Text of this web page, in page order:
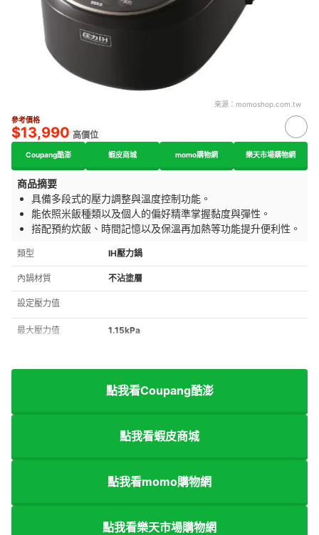
來源： momoshop.com.tw
參考價格
$13,990 高價位
Coupang酷澎 蝦皮商城 momo購物網 樂天市場購物網
商品摘要
具備多段式的壓力調整與溫度控制功能。
能依照米飯種類以及個人的偏好精準掌握黏度與彈性。
搭配預約炊飯、時間記憶以及保溫再加熱等功能提升便利性。
類型 IH壓力鍋
內鍋材質 不沾塗層
設定壓力值
最大壓力值 1.15kPa
點我看Coupang酷澎
點我看蝦皮商城
點我看momo購物網
點我看樂天市場購物網